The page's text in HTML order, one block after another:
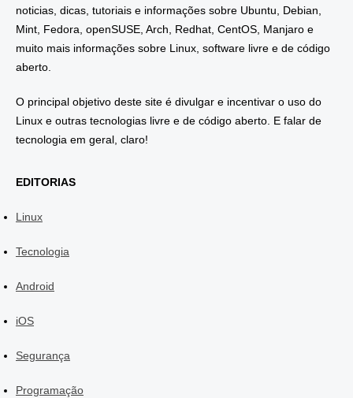
noticias, dicas, tutoriais e informações sobre Ubuntu, Debian,
Mint, Fedora, openSUSE, Arch, Redhat, CentOS, Manjaro e
muito mais informações sobre Linux, software livre e de código
aberto.
O principal objetivo deste site é divulgar e incentivar o uso do
Linux e outras tecnologias livre e de código aberto. E falar de
tecnologia em geral, claro!
EDITORIAS
Linux
Tecnologia
Android
iOS
Segurança
Programação